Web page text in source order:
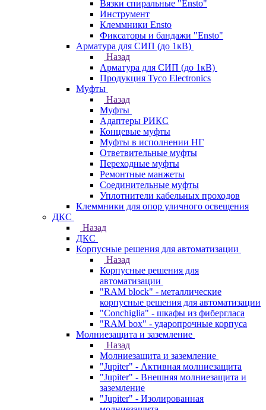
Вязки спиральные "Ensto"
Инструмент
Клеммники Ensto
Фиксаторы и бандажи "Ensto"
Арматура для СИП (до 1кВ)
Назад
Арматура для СИП (до 1кВ)
Продукция Tyco Electronics
Муфты
Назад
Муфты
Адаптеры РИКС
Концевые муфты
Муфты в исполнении НГ
Ответвительные муфты
Переходные муфты
Ремонтные манжеты
Соединительные муфты
Уплотнители кабельных проходов
Клеммники для опор уличного освещения
ДКС
Назад
ДКС
Корпусные решения для автоматизации
Назад
Корпусные решения для
автоматизации
"RAM block" - металлические
корпусные решения для автоматизации
"Conchiglia" - шкафы из фибергласа
"RAM box" - ударопрочные корпуса
Молниезащита и заземление
Назад
Молниезащита и заземление
"Jupiter" - Активная молниезащита
"Jupiter" - Внешняя молниезащита и
заземление
"Jupiter" - Изолированная